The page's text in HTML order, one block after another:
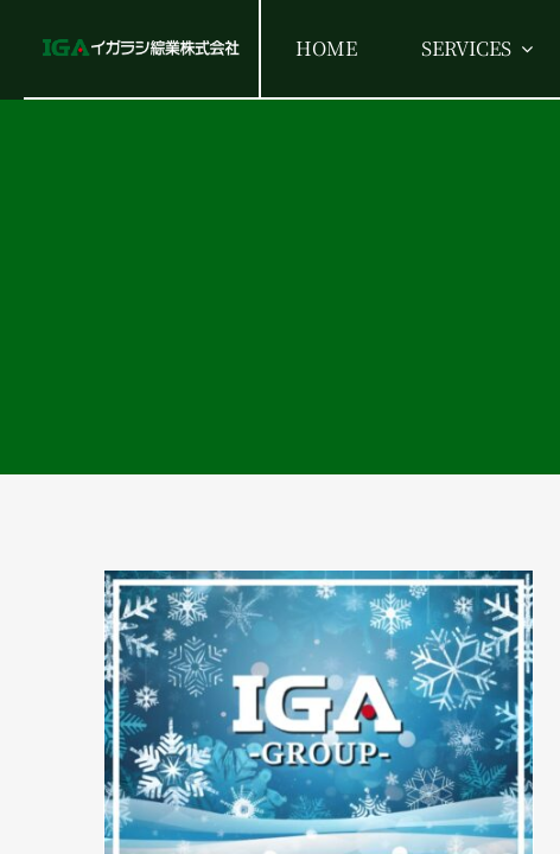
HOME SERVICES